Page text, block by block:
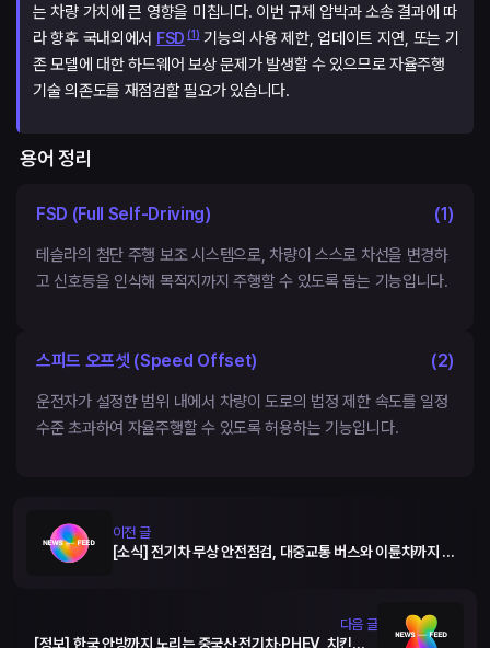
는 차량 가치에 큰 영향을 미칩니다. 이번 규제 압박과 소송 결과에 따
라 향후 국내외에서 FSD (1)기능의 사용 제한, 업데이트 지연, 또는 기
존 모델에 대한 하드웨어 보상 문제가 발생할 수 있으므로 자율주행
기술 의존도를 재점검할 필요가 있습니다.
용어 정리
FSD (Full Self-Driving) (1)
테슬라의 첨단 주행 보조 시스템으로, 차량이 스스로 차선을 변경하
고 신호등을 인식해 목적지까지 주행할 수 있도록 돕는 기능입니다.
스피드 오프셋 (Speed Offset) (2)
운전자가 설정한 범위 내에서 차량이 도로의 법정 제한 속도를 일정
수준 초과하여 자율주행할 수 있도록 허용하는 기능입니다.
이전 글
[소식] 전기차 무상 안전점검, 대중교통 버스와 이륜차까지 대
다음 글
[정보] 한국 안방까지 노리는 중국산 전기차·PHEV, 치킨게임